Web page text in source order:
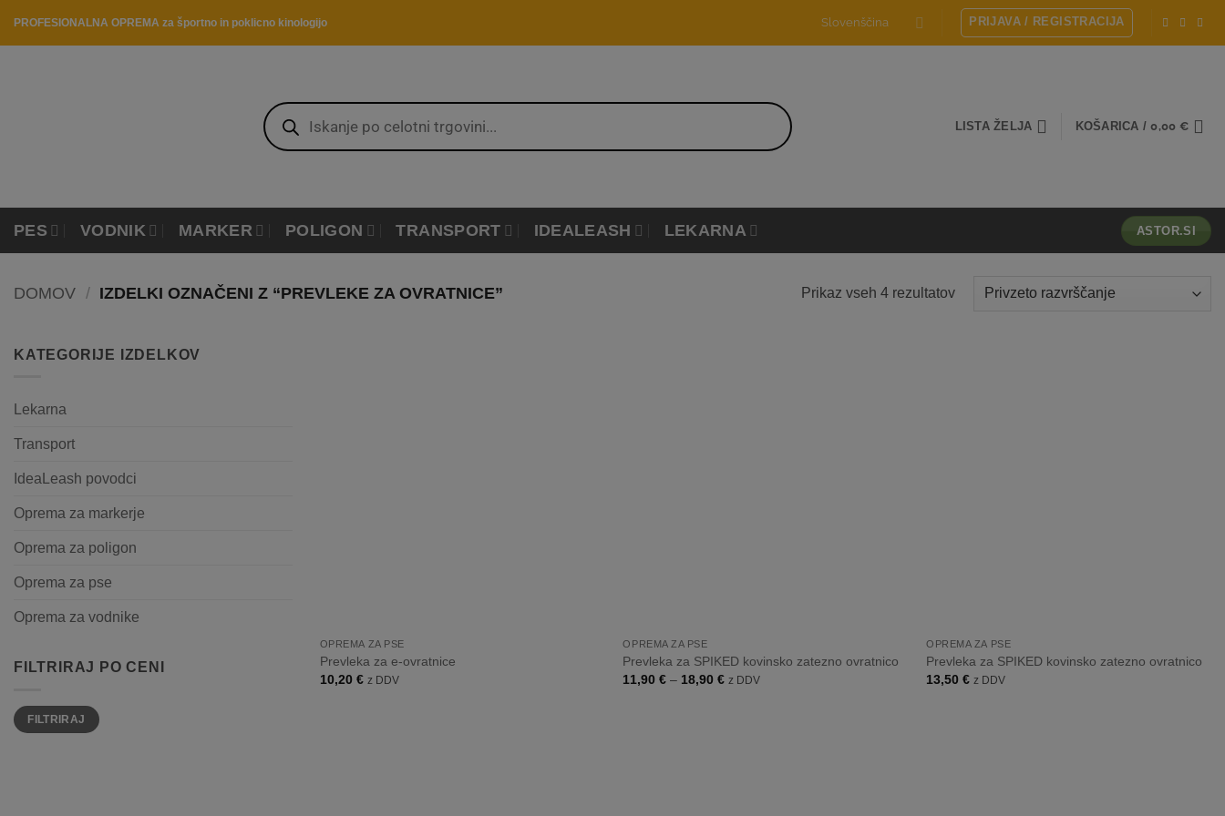
PROFESIONALNA OPREMA za športno in poklicno kinologijo Slovenščina PRIJAVA / REGISTRACIJA
Products
search
LISTA ŽELJA KOŠARICA /0,00 €
PES VODNIK MARKER POLIGON TRANSPORT IDEALEASH LEKARNA ASTOR.SI
DOMOV / IZDELKI OZNAČENI Z “PREVLEKE ZA OVRATNICE” Prikaz vseh 4 rezultatov
KATEGORIJE IZDELKOV
Lekarna
Transport
IdeaLeash povodci
Oprema za markerje
Oprema za poligon
Oprema za pse
Oprema za vodnike
FILTRIRAJ PO CENI
Min
cena
Max
cenaFILTRIRAJ
OPREMA ZA PSE
Prevleka za e-ovratnice
10,20 € z DDV
OPREMA ZA PSE
Prevleka za SPIKED kovinsko zatezno ovratnico
11,90€ – 18,90€Cenovni
z DDV
OPREMA ZA PSE
Prevleka za SPIKED kovinsko zatezno ovratnico
13,50€ z DDV